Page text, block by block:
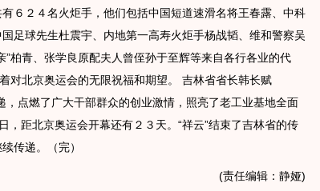
２４名火炬手，他们包括中国短道速滑名将王春露、中科
足球先生杜震宇、内地第一高寿火炬手杨战韬、维和警察吴
”柏青、张学良原配夫人曾侄孙于至辉等来自各行各业的代
对北京奥运会的无限祝福和期望。 吉林省省长韩长赋
，点燃了广大干部群众的创业激情，照亮了老工业基地全面
，距北京奥运会开幕还有２３天。“祥云”结束了吉林省的传
传递。（完）
(责任编辑：静娅)